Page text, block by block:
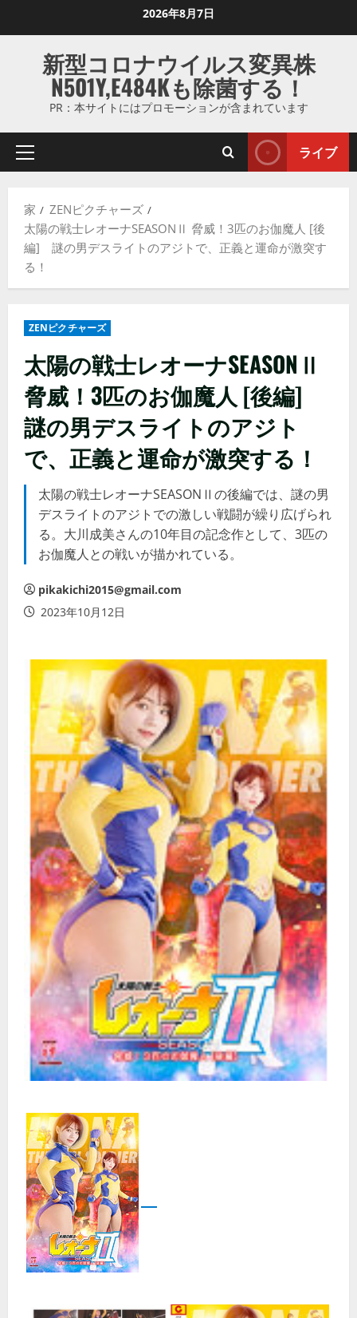
ス
ッ
2026年8月7日
新型コロナウイルス変異株
N501Y,E484Kも除菌する！
PR：本サイトにはプロモーションが含まれています
プ
マ
リ
メ
ニ
ライブ
家
ZENピクチャーズ
太陽の戦士レオーナSEASONⅡ 脅威！3匹のお伽魔人 [後
編] 謎の男デスライトのアジトで、正義と運命が激突す
る！
ZENピクチャーズ
太陽の戦士レオーナSEASONⅡ
脅威！3匹のお伽魔人 [後編]
謎の男デスライトのアジト
で、正義と運命が激突する！
太陽の戦士レオーナSEASONⅡの後編では、謎の男
デスライトのアジトでの激しい戦闘が繰り広げられ
る。大川成美さんの10年目の記念作として、3匹の
お伽魔人との戦いが描かれている。
pikakichi2015@gmail.com
2023年10月12日